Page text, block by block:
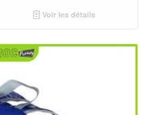
Voir les détails